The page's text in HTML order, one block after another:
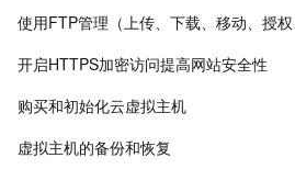
开启HTTPS加密访问提高网站安全性
购买和初始化云虚拟主机
虚拟主机的备份和恢复